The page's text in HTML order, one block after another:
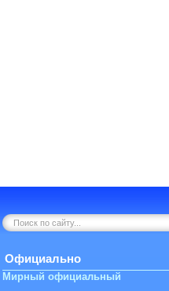
Официально
Мирный официальный